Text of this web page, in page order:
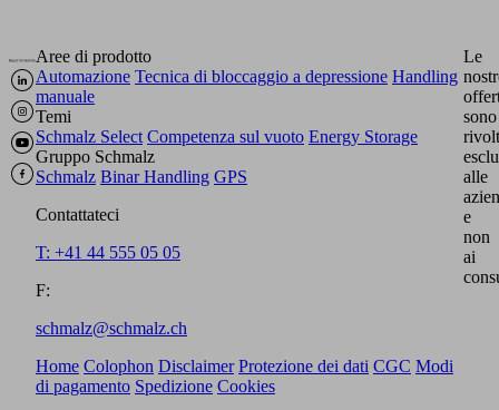
Aree di prodotto
Automazione Tecnica di bloccaggio a depressione Handling
manuale
Temi
Schmalz Select Competenza sul vuoto Energy Storage
Gruppo Schmalz
Schmalz Binar Handling GPS
Contattateci
T: +41 44 555 05 05
F:
schmalz@schmalz.ch
Le
sono
alle
e
non
ai
Home Colophon Disclaimer Protezione dei dati CGC Modi
di pagamento Spedizione Cookies